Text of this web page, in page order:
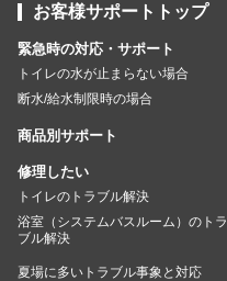
お客様サポートトップ
緊急時の対応・サポート
トイレの水が止まらない場合
断水/給水制限時の場合
商品別サポート
修理したい
トイレのトラブル解決
浴室（システムバスルーム）のトラ
ブル解決
夏場に多いトラブル事象と対応